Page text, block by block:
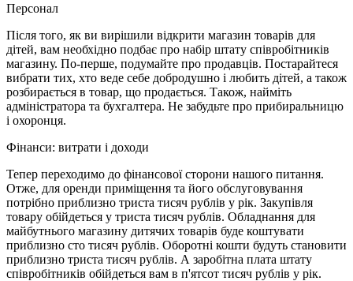
Персонал
Після того, як ви вирішили відкрити магазин товарів для
дітей, вам необхідно подбає про набір штату співробітників
магазину. По-перше, подумайте про продавців. Постарайтеся
вибрати тих, хто веде себе добродушно і любить дітей, а також
розбирається в товар, що продається. Також, найміть
адміністратора та бухгалтера. Не забудьте про прибиральницю
і охоронця.
Фінанси: витрати і доходи
Тепер переходимо до фінансової сторони нашого питання.
Отже, для оренди приміщення та його обслуговування
потрібно приблизно триста тисяч рублів у рік. Закупівля
товару обійдеться у триста тисяч рублів. Обладнання для
майбутнього магазину дитячих товарів буде коштувати
приблизно сто тисяч рублів. Оборотні кошти будуть становити
приблизно триста тисяч рублів. А заробітна плата штату
співробітників обійдеться вам в п'ятсот тисяч рублів у рік.